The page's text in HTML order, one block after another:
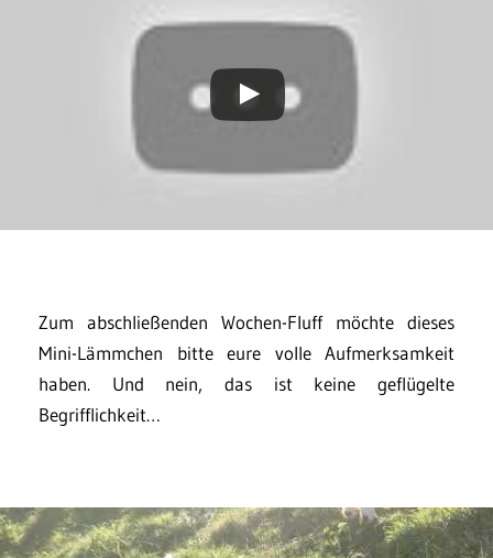
Zum abschließenden Wochen-Fluff möchte dieses
Mini-Lämmchen bitte eure volle Aufmerksamkeit
haben. Und nein, das ist keine geflügelte
Begrifflichkeit…